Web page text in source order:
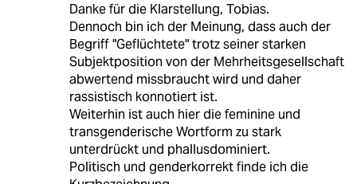
Danke für die Klarstellung, Tobias.
Dennoch bin ich der Meinung, dass auch der
Begriff "Geflüchtete" trotz seiner starken
Subjektposition von der Mehrheitsgesellschaft
abwertend missbraucht wird und daher
rassistisch konnotiert ist.
Weiterhin ist auch hier die feminine und
transgenderische Wortform zu stark
unterdrückt und phallusdominiert.
Politisch und genderkorrekt finde ich die